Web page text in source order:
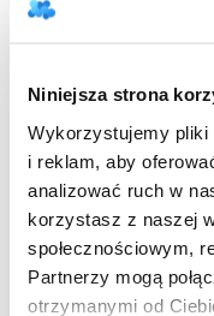
Niniejsza strona
Wykorzystujemy pliki
i reklam, aby
analizować ruch w
korzystasz z naszej
społecznościowym,
Partnerzy mogą
otrzymanymi od
Szybkość
-
zabezpieczone
Funkcjonalność
spotkaniu z
Powrót do